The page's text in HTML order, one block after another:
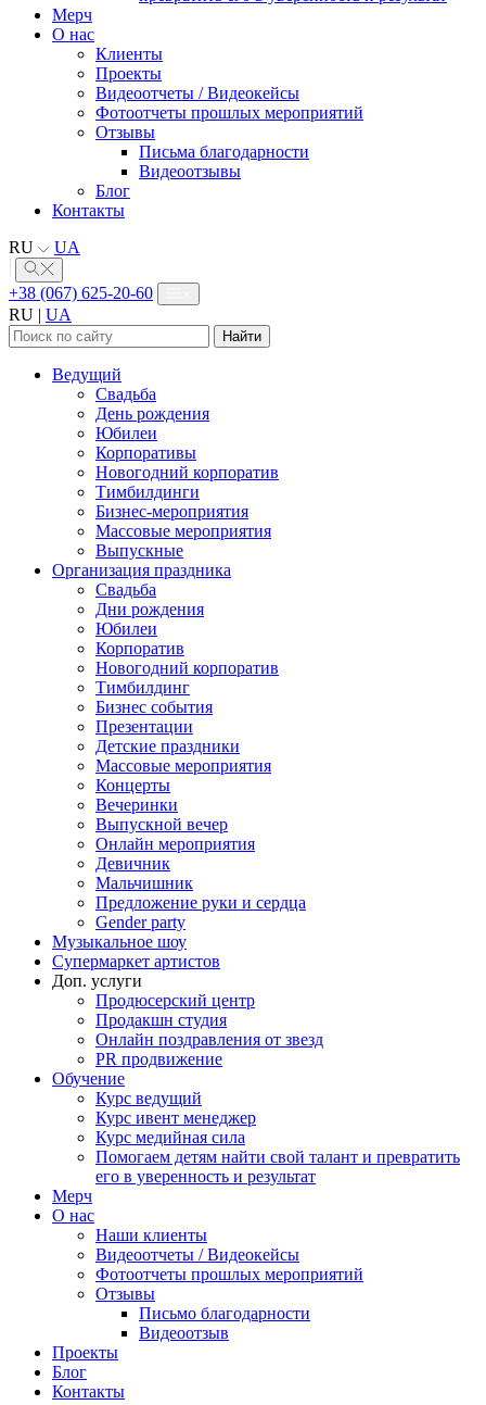
Мерч
О нас
Клиенты
Проекты
Видеоотчеты / Видеокейсы
Фотоотчеты прошлых мероприятий
Отзывы
Письма благодарности
Видеоотзывы
Блог
Контакты
RU
UA
+38 (067) 625-20-60
RU | UA
Найти:
Ведущий
Свадьба
День рождения
Юбилеи
Корпоративы
Новогодний корпоратив
Тимбилдинги
Бизнес-мероприятия
Массовые мероприятия
Выпускные
Организация праздника
Свадьба
Дни рождения
Юбилеи
Корпоратив
Новогодний корпоратив
Тимбилдинг
Бизнес события
Презентации
Детские праздники
Массовые мероприятия
Концерты
Вечеринки
Выпускной вечер
Онлайн мероприятия
Девичник
Мальчишник
Предложение руки и сердца
Gender party
Музыкальное шоу
Супермаркет артистов
Доп. услуги
Продюсерский центр
Продакшн студия
Онлайн поздравления от звезд
PR продвижение
Обучение
Курс ведущий
Курс ивент менеджер
Курс медийная сила
Помогаем детям найти свой талант и превратить
его в уверенность и результат
Мерч
О нас
Наши клиенты
Видеоотчеты / Видеокейсы
Фотоотчеты прошлых мероприятий
Отзывы
Письмо благодарности
Видеоотзыв
Проекты
Блог
Контакты